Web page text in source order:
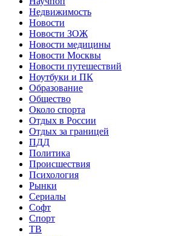
Недвижимость
Новости
Новости ЗОЖ
Новости медицины
Новости Москвы
Новости путешествий
Ноутбуки и ПК
Образование
Общество
Около спорта
Отдых в России
Отдых за границей
ПДД
Политика
Происшествия
Психология
Рынки
Сериалы
Софт
Спорт
ТВ